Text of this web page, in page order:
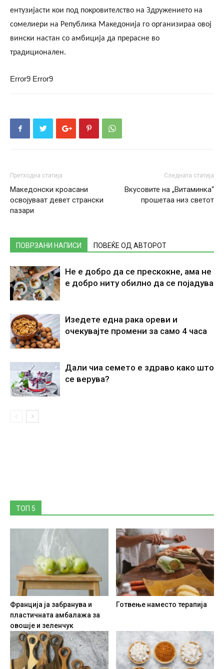
ентузијасти кои под покровителство на Здружението на
сомелиери на Република Македонија го организираа овој
вински настан со амбиција да прерасне во
традиционален.
Error9 Error9
Претходна статија
Македонски кроасани
освојуваат девет странски
пазари
Следната статија
Вкусовите на „Витаминка“
прошетаа низ светот
ПОВРЗАНИ НАПИСИ ПОВЕЌЕ ОД АВТОРОТ
Не е добро да се прескокне, ама не
е добро ниту обилно да се појадува
Изедете една рака ореви и
очекувајте промени за само 4 часа
Дали чиа семето е здраво како што
се верува?
ТОП 5
Франција ја забранува и
пластичната амбалажа за
овошје и зеленчук
Готвење наместо терапија